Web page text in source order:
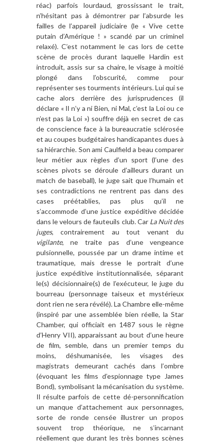
réac) parfois lourdaud, grossissant le trait,
n’hésitant pasà démontrer par l’absurde les
failles de l’appareil judiciaire (le «Vive cette
putain d’Amérique ! » scandé par un criminel
relaxé). C’est notamment le cas lors de cette
scène de procès durant laquelle Hardin est
introduit, assis sur sa chaire, le visageà moitié
plongé dans l’obscurité, comme pour
représenter ses tourments intérieurs. Lui qui se
cache alors derrière des jurisprudences (il
déclare « Il n’y a ni Bien, ni Mal, c’est la Loi ou ce
n’est pas la Loi ») souffre déjà en secret de cas
de conscience face à la bureaucratie sclérosée
et au coupes budgétaires handicapantes dues à
sa hiérarchie. Son ami Caulfield a beau comparer
leur métier aux règles d’un sport (l’une des
scènes pivots se déroule d’ailleurs durant un
match de baseball), le juge sait que l’humain et
ses contradictions ne rentrent pas dans des
cases préétablies, pas plus qu’il ne
s’accommode d’une justice expéditive décidée
dans le velours de fauteuils club. Car La Nuit des
juges, contrairement au tout venant du
vigilante, ne traite pas d’une vengeance
pulsionnelle, poussée par un drame intime et
traumatique, mais dresse le portrait d’une
justice expéditive institutionnalisée, séparant
le(s) décisionnaire(s) de l’exécuteur, le juge du
bourreau (personnage taiseux et mystérieux
dont rien ne sera révélé). La Chambre elle-même
(inspiré par une assemblée bien réelle, la Star
Chamber, qui officiait en 1487 sous le règne
d’Henry VII), apparaissant au bout d’une heure
de film, semble, dans un premier temps du
moins, déshumanisée, les visages des
magistrats demeurant cachés dans l’ombre
(évoquant les films d’espionnage type James
Bond), symbolisant la mécanisation du système.
Il résulte parfois de cette dé-personnification
un manque d’attachement aux personnages,
sorte de ronde censée illustrer un propos
souvent trop théorique, ne s’incarnant
réellement que durant les très bonnes scènes